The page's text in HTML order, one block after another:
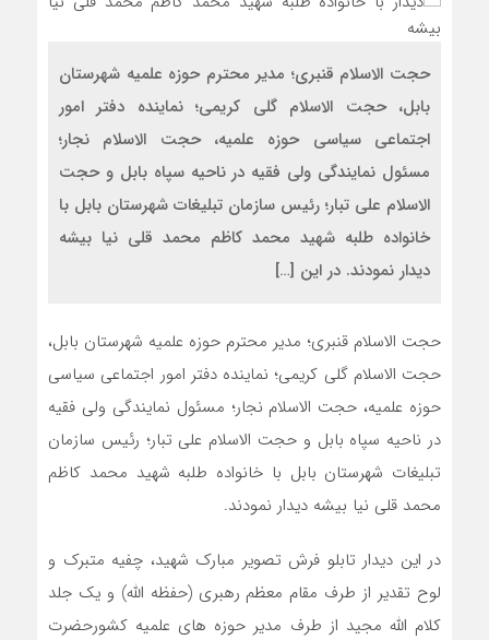
حجت الاسلام قنبری؛ مدیر محترم حوزه علمیه شهرستان
بابل، حجت الاسلام گلی کریمی؛ نماینده دفتر امور
اجتماعی سیاسی حوزه علمیه، حجت الاسلام نجار؛
مسئول نمایندگی ولی فقیه در ناحیه سپاه بابل و حجت
الاسلام علی تبار؛ رئیس سازمان تبلیغات شهرستان بابل با
خانواده طلبه شهید محمد کاظم محمد قلی نیا بیشه
دیدار نمودند. در این […]
حجت الاسلام قنبری؛ مدیر محترم حوزه علمیه شهرستان بابل،
حجت الاسلام گلی کریمی؛ نماینده دفتر امور اجتماعی سیاسی
حوزه علمیه، حجت الاسلام نجار؛ مسئول نمایندگی ولی فقیه
در ناحیه سپاه بابل و حجت الاسلام علی تبار؛ رئیس سازمان
تبلیغات شهرستان بابل با خانواده طلبه شهید محمد کاظم
محمد قلی نیا بیشه دیدار نمودند.
در این دیدار تابلو فرش تصویر مبارک شهید، چفیه متبرک و
لوح تقدیر از طرف مقام معظم رهبری (حفظه الله) و یک جلد
کلام الله مجید از طرف مدیر حوزه های علمیه کشورحضرت